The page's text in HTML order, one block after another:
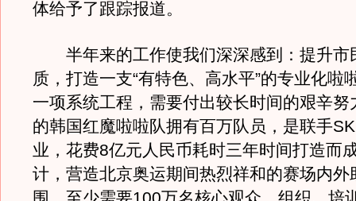
体给予了跟踪报道。
半年来的工作使我们深深感到：提升市
质，打造一支“有特色、高水平”的专业化啦
一项系统工程，需要付出较长时间的艰辛努
的韩国红魔啦啦队拥有百万队员，是联手
业，花费8亿元人民币耗时三年时间打造而
计，营造北京奥运期间热烈祥和的赛场内外